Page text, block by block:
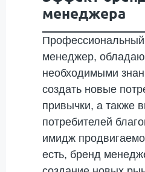
менеджера
менеджер,
необходимыми
создать новые
привычки, а также
потребителей
имидж
есть, бренд